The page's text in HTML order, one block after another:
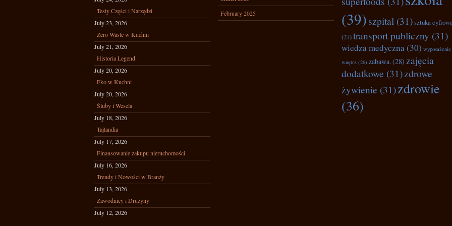
Testy Części i Narzędzi
July 23, 2026
Zero Waste w Kuchni
July 21, 2026
Historia Legend
July 20, 2026
Eko w Kuchni
July 20, 2026
Śluby i Wesela
July 18, 2026
Tajlandia
July 17, 2026
Finansowanie zakupu nieruchomości
July 16, 2026
Trendy i Nowości w Branży
July 13, 2026
Zawodnicy i Drużyny
July 12, 2026
February 2025
(39)szpital (31)sztuka
(27)transport publiczny (31)
wiedza medyczna(30) wyposażenie
wnętrz (26) zabawa.(28) zajęcia
dodatkowe (31)zdrowe
żywienie (31)zdrowie
(36)